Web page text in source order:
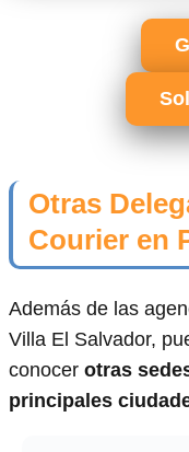
Otras
Courier en
Además de las
Villa El Salvador,
conocer otras
principales